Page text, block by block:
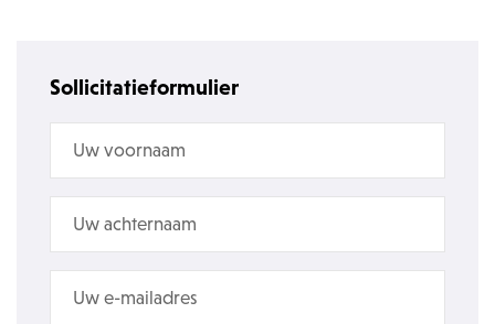
Sollicitatieformulier